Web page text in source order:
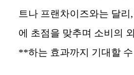
트나 프랜차이즈와는 달
에 초점을 맞추며 소비의
**하는 효과까지 기대할